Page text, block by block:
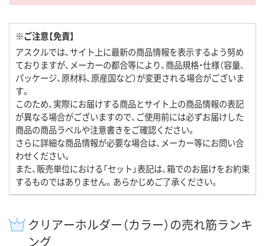
※ご注意【免責】
アスクルでは、サイト上に最新の商品情報を表示するよう努め
ておりますが、メーカーの都合等により、商品規格・仕様（容量、
パッケージ、原材料、原産国など）が変更される場合がございま
す。
このため、実際にお届けする商品とサイト上の商品情報の表記
が異なる場合がございますので、ご使用前には必ずお届けした
商品の商品ラベルや注意書きをご確認ください。
さらに詳細な商品情報が必要な場合は、メーカー等にお問い合
わせください。
また、販売単位における「セット」表記は、箱でのお届けをお約束
するものではありません。あらかじめご了承ください。
クリアーホルダー（カラー）の売れ筋ランキ
ング